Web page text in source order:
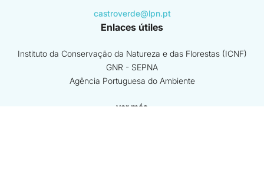
castroverde@lpn.pt
Enlaces útiles
Instituto da Conservação da Natureza e das Florestas (ICNF)
GNR - SEPNA
Agência Portuguesa do Ambiente
ver más